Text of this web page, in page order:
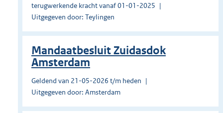
terugwerkende kracht vanaf 01-01-2025
Uitgegeven door: Teylingen
Mandaatbesluit Zuidasdok
Amsterdam
Geldend van 21-05-2026 t/m heden
Uitgegeven door: Amsterdam